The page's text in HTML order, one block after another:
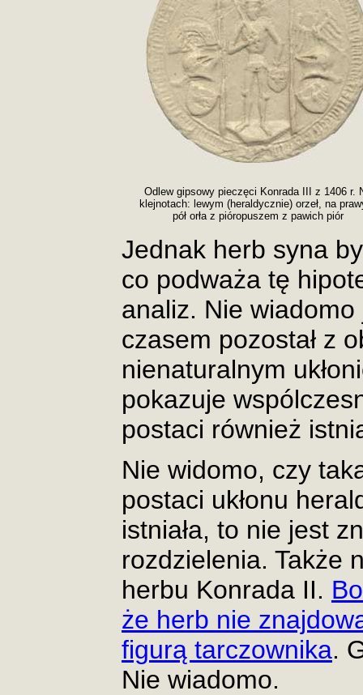
Odlew gipsowy pieczęci Konrada III z 1406 r.
klejnotach: lewym (heraldycznie) orzeł, na
pół orła z pióropuszem z pawich piór
Jednak herb syna
co podważa tę
analiz. Nie wiadomo
czasem pozostał z
nienaturalnym
pokazuje
postaci również
Nie widomo, czy
postaci ukłonu
istniała, to nie jest
rozdzielenia. Także
herbu Konrada II.
że herb nie
figurą tarczownika.
Nie wiadomo.